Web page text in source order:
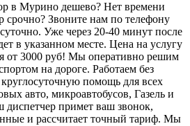
в Мурино дешево? Нет времени
срочно? Звоните нам по телефону
Уже через 20-40 минут после
в указанном месте. Цена на услугу
от 3000 руб! Мы оперативно решим
на дороге. Работаем без
помощь для всех
авто, микроавтобусов, Газель и
примет ваш звонок,
и рассчитает точный тариф. Мы